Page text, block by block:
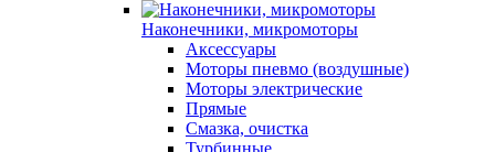
Наконечники, микромоторы
Аксессуары
Моторы пневмо (воздушные)
Моторы электрические
Прямые
Смазка, очистка
Турбинные